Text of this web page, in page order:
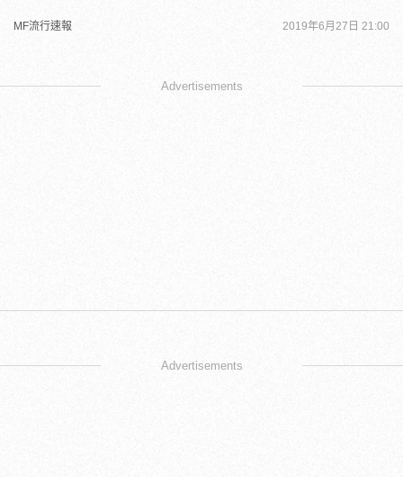
MF流行速報 2019年6月27日 21:00
Advertisements
Advertisements